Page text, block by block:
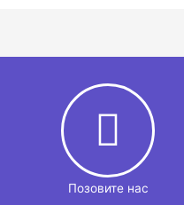
Позовите нас